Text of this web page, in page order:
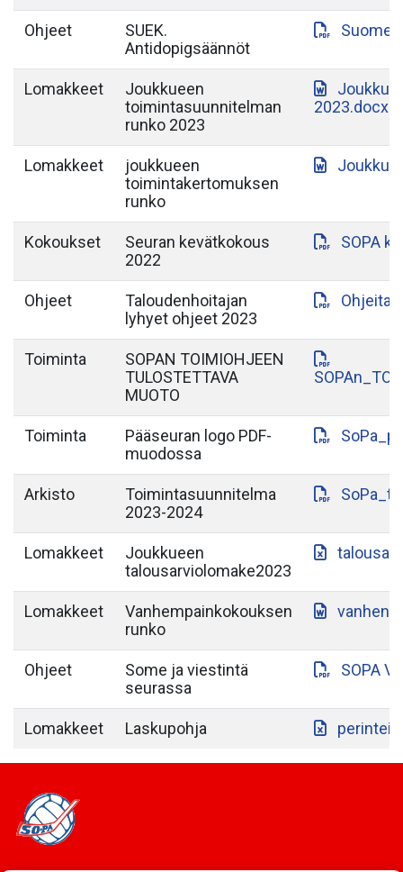
Ohjeet
SUEK.
Antidopigsäännöt
Lomakkeet
Joukkueen
toimintasuunnitelman
runko 2023
2023.docx
Lomakkeet
joukkueen
toimintakertomuksen
runko
Kokoukset
Seuran kevätkokous
2022
SOPA
Ohjeet
Taloudenhoitajan
lyhyet ohjeet 2023
Toiminta
SOPAN TOIMIOHJEEN
TULOSTETTAVA
MUOTO
Toiminta
Pääseuran logo PDF-
muodossa
Arkisto
Toimintasuunnitelma
2023-2024
Lomakkeet
Joukkueen
talousarviolomake2023
Lomakkeet
Vanhempainkokouksen
runko
Ohjeet
Some ja viestintä
seurassa
SOPA
Lomakkeet Laskupohja